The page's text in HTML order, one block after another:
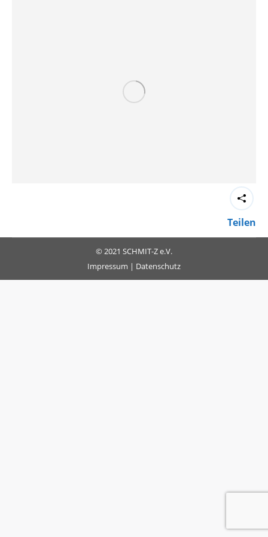
Teilen
© 2021 SCHMIT-Z e.V.
Impressum | Datenschutz